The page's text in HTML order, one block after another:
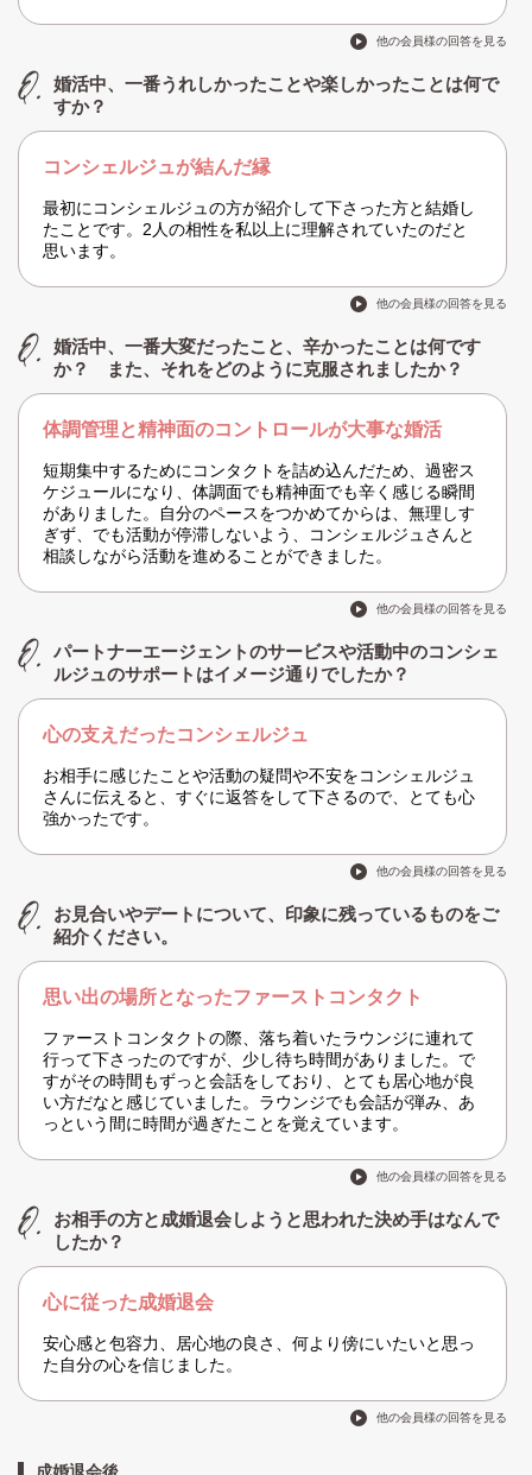
他の会員様の回答を見る
婚活中、一番うれしかったことや楽しかったことは何で
すか？
コンシェルジュが結んだ縁
最初にコンシェルジュの方が紹介して下さった方と結婚し
たことです。2人の相性を私以上に理解されていたのだと
思います。
他の会員様の回答を見る
婚活中、一番大変だったこと、辛かったことは何です
か？ また、それをどのように克服されましたか？
体調管理と精神面のコントロールが大事な婚活
短期集中するためにコンタクトを詰め込んだため、過密ス
ケジュールになり、体調面でも精神面でも辛く感じる瞬間
がありました。自分のペースをつかめてからは、無理しす
ぎず、でも活動が停滞しないよう、コンシェルジュさんと
相談しながら活動を進めることができました。
他の会員様の回答を見る
パートナーエージェントのサービスや活動中のコンシェ
ルジュのサポートはイメージ通りでしたか？
心の支えだったコンシェルジュ
お相手に感じたことや活動の疑問や不安をコンシェルジュ
さんに伝えると、すぐに返答をして下さるので、とても心
強かったです。
他の会員様の回答を見る
お見合いやデートについて、印象に残っているものをご
紹介ください。
思い出の場所となったファーストコンタクト
ファーストコンタクトの際、落ち着いたラウンジに連れて
行って下さったのですが、少し待ち時間がありました。で
すがその時間もずっと会話をしており、とても居心地が良
い方だなと感じていました。ラウンジでも会話が弾み、あ
っという間に時間が過ぎたことを覚えています。
他の会員様の回答を見る
お相手の方と成婚退会しようと思われた決め手はなんで
したか？
心に従った成婚退会
安心感と包容力、居心地の良さ、何より傍にいたいと思っ
た自分の心を信じました。
他の会員様の回答を見る